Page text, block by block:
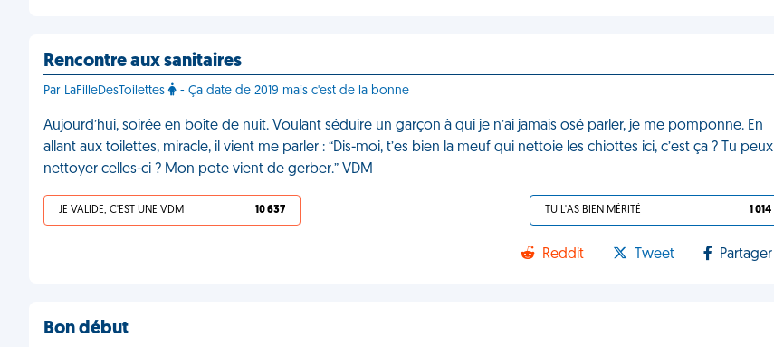
Rencontre aux sanitaires
Par LaFilleDesToilettes - Ça date de 2019 mais c'est de la bonne
Aujourd’hui, soirée en boîte de nuit. Voulant séduire un garçon à qui je n’ai jamais osé parler, je me pomponne. En
allant aux toilettes, miracle, il vient me parler : “Dis-moi, t’es bien la meuf qui nettoie les chiottes ici, c’est ça ? Tu peux
nettoyer celles-ci ? Mon pote vient de gerber.” VDM
JE VALIDE, C'EST UNE VDM 10 637 TU L'AS BIEN MÉRITÉ 1 014
Reddit Tweet Partager
Bon début